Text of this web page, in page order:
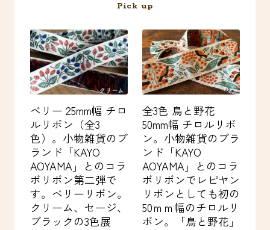
Pick up
ベリー 25mm幅 チロ
ルリボン（全3
色）。小物雑貨のブ
ランド「KAYO
AOYAMA」とのコラ
ボリボン第二弾で
す。ベリーリボン。
クリーム、セージ、
ブラックの3色展
全3色 鳥と野花
50mm幅 チロルリボ
ン。小物雑貨のブラ
ンド「KAYO
AOYAMA」とのコラ
ボリボンでレピヤン
リボンとしても初の
50ｍｍ幅のチロルリ
ボン。「鳥と野花」